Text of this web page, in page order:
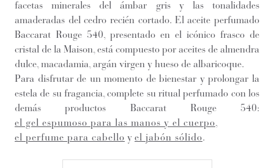
facetas minerales del ámbar gris y las tonalidades
amaderadas del cedro recién cortado. El aceite perfumado
Baccarat Rouge 540, presentado en el icónico frasco de
cristal de la Maison, está compuesto por aceites de almendra
dulce, macadamia, argán virgen y hueso de albaricoque.
Para disfrutar de un momento de bienestar y prolongar la
estela de su fragancia, complete su ritual perfumado con los
demás productos Baccarat Rouge 540:
el gel espumoso para las manos y el cuerpo,
el perfume para cabello y el jabón sólido.